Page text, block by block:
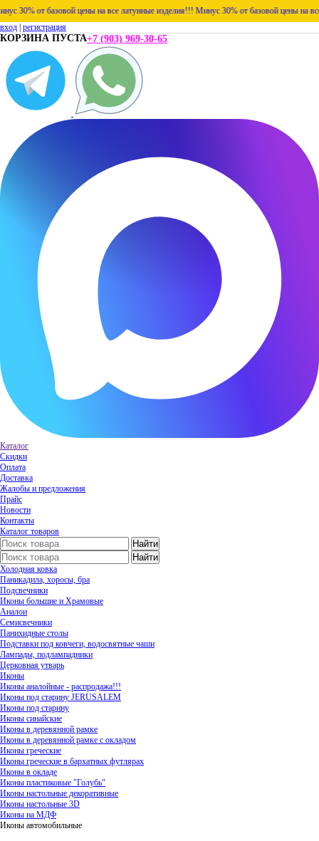
от базовой цены на все латунные изделия!!! Минус 30% от базовой цены на все
вход регистрация
КОРЗИНА ПУСТА+7 (903) 969-30-65
Каталог
Скидки
Оплата
Доставка
Жалобы и предложения
Прайс
Новости
Контакты
Каталог товаров
Холодная ковка
Паникадила, хоросы, бра
Подсвечники
Иконы большие и Храмовые
Аналои
Семисвечники
Панихидные столы
Подставки под ковчеги, водосвятные чаши
Лампады, подлампадники
Церковная утварь
Иконы
Иконы аналойные - распродажа!!!
Иконы под старину JERUSALEM
Иконы под старину
Иконы синайские
Иконы в деревянной рамке
Иконы в деревянной рамке с окладом
Иконы греческие
Иконы греческие в бархатных футлярах
Иконы в окладе
Иконы пластиковые "Голубь"
Иконы настольные декоративные
Иконы настольные 3D
Иконы на МДФ
Иконы автомобильные